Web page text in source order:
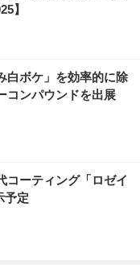
】
白ボケ」を効率的に除
コンパウンドを出展
コーティング「ロゼイ
予定